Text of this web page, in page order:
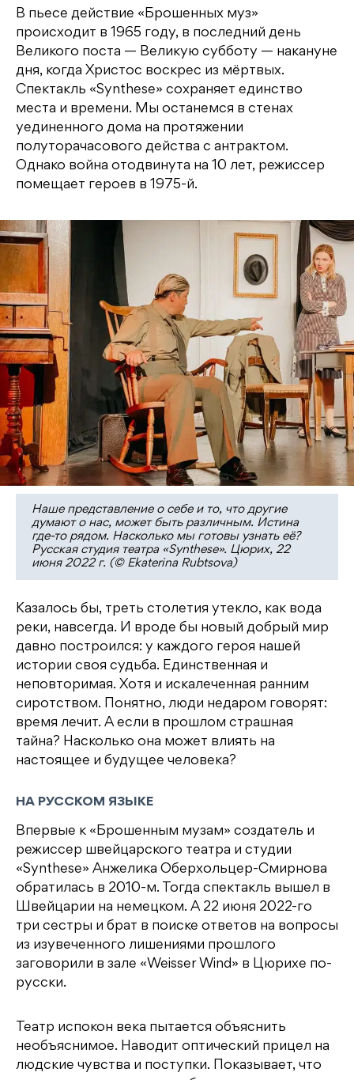
В пьесе действие «Брошенных муз»
происходит в 1965 году, в последний день
Великого поста — Великую субботу — накануне
дня, когда Христос воскрес из мёртвых.
Спектакль «Synthese» сохраняет единство
места и времени. Мы останемся в стенах
уединенного дома на протяжении
полуторачасового действа с антрактом.
Однако война отодвинута на 10 лет, режиссер
помещает героев в 1975-й.
Наше представление о себе и то, что другие
думают о нас, может быть различным. Истина
где-то рядом. Насколько мы готовы узнать её?
Русская студия театра «Synthese». Цюрих, 22
июня 2022 г. (© Ekaterina Rubtsova)
Казалось бы, треть столетия утекло, как вода
реки, навсегда. И вроде бы новый добрый мир
давно построился: у каждого героя нашей
истории своя судьба. Единственная и
неповторимая. Хотя и искалеченная ранним
сиротством. Понятно, люди недаром говорят:
время лечит. А если в прошлом страшная
тайна? Насколько она может влиять на
настоящее и будущее человека?
НА РУССКОМ ЯЗЫКЕ
Впервые к «Брошенным музам» создатель и
режиссер швейцарского театра и студии
«Synthese» Анжелика Оберхольцер-Смирнова
обратилась в 2010-м. Тогда спектакль вышел в
Швейцарии на немецком. А 22 июня 2022-го
три сестры и брат в поиске ответов на вопросы
из изувеченного лишениями прошлого
заговорили в зале «Weisser Wind» в Цюрихе по-
русски.
Театр испокон века пытается объяснить
необъяснимое. Наводит оптический прицел на
людские чувства и поступки. Показывает, что